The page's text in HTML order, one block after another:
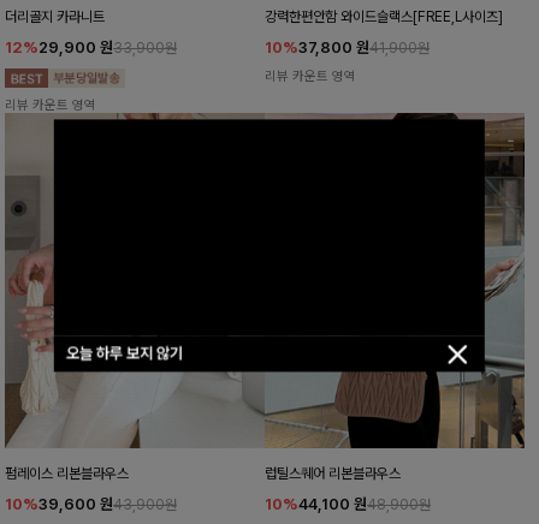
오늘 하루 보지 않기
더리골지 카라니트
12%29,900 원33,900원
리뷰 카운트 영역
강력한편안함 와이드슬랙스[FREE,L사이즈]
10%37,800 원41,900원
리뷰 카운트 영역
펌레이스 리본블라우스
10%39,600 원43,900원
럽틸스퀘어 리본블라우스
10%44,100 원48,900원